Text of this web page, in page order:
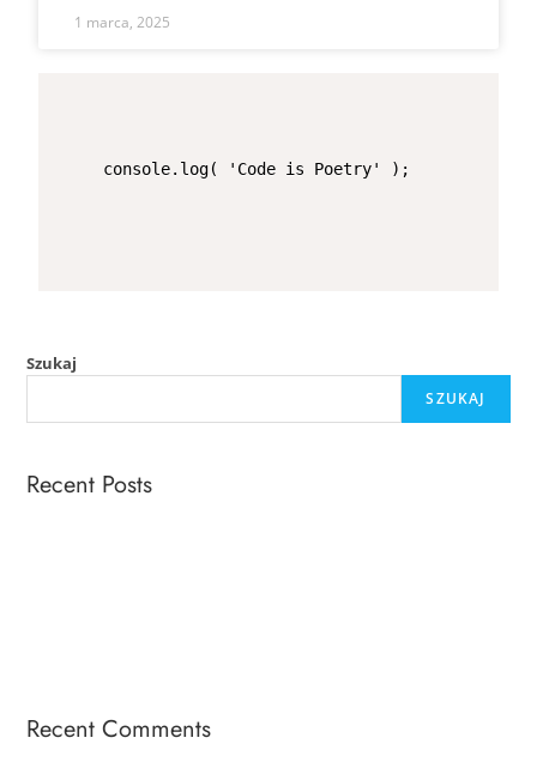
1 marca, 2025
console.log( 'Code is Poetry' );
Szukaj
SZUKAJ
Recent Posts
Recent Comments